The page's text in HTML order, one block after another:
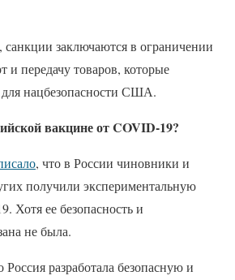
санкции заключаются в ограничении
и передачу товаров, которые
нацбезопасности США.
вакцине от COVID-19?
, что в России чиновники и
получили экспериментальную
Хотя ее безопасность и
не была.
Россия разработала безопасную и